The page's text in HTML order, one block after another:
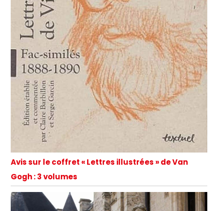
Avis sur le coffret « Lettres illustrées » de Van
Gogh : 3 volumes